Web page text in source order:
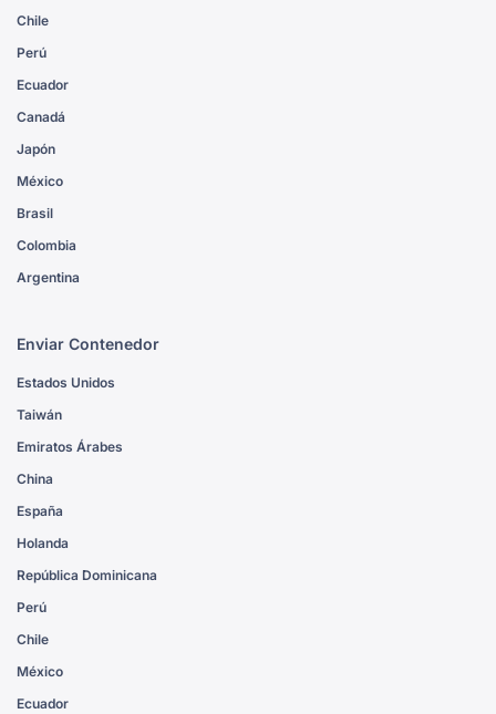
Chile
Perú
Ecuador
Canadá
Japón
México
Brasil
Colombia
Argentina
Enviar Contenedor
Estados Unidos
Taiwán
Emiratos Árabes
China
España
Holanda
República Dominicana
Perú
Chile
México
Ecuador